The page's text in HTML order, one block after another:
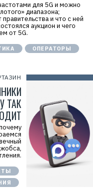
для 5G и можно
диапазона;
и что с ней
аукцион и чего
от 5G.
ОПЕРАТОРЫ
ТАК